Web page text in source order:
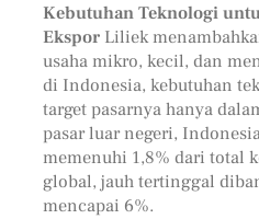
Kebutuhan Teknologi
EksporLiliek
usaha mikro, kecil, dan
di Indonesia, kebutuhan
target pasarnya hanya
pasar luar negeri,
memenuhi 1,8% dari total
global, jauh tertinggal
mencapai 6%.